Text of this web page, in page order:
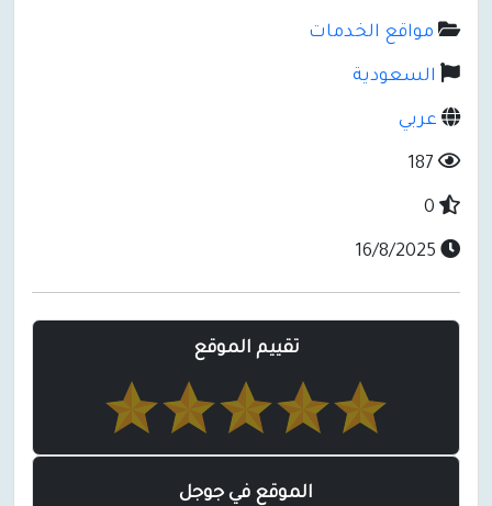
مواقع الخدمات
السعودية
عربي
تقييم الموقع
الموقع في جوجل